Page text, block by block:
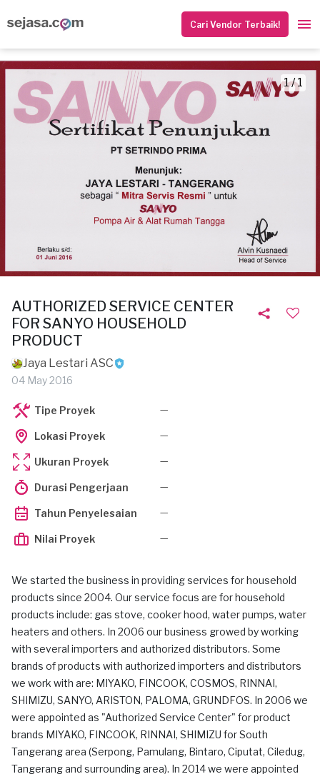
Cari Vendor Terbaik!
1 / 1
AUTHORIZED SERVICE CENTER
FOR SANYO HOUSEHOLD
PRODUCT
Jaya Lestari ASC
04 May 2016
Tipe Proyek —
Lokasi Proyek —
Ukuran Proyek —
Durasi Pengerjaan —
Tahun Penyelesaian —
Nilai Proyek —
We started the business in providing services for household
products since 2004. Our service focus are for household
products include: gas stove, cooker hood, water pumps, water
heaters and others. In 2006 our business growed by working
with several importers and authorized distributors. Some
brands of products with authorized importers and distributors
we work with are: MIYAKO, FINCOOK, COSMOS, RINNAI,
SHIMIZU, SANYO, ARISTON, PALOMA, GRUNDFOS. In 2006 we
were appointed as "Authorized Service Center" for product
brands MIYAKO, FINCOOK, RINNAI, SHIMIZU for South
Tangerang area (Serpong, Pamulang, Bintaro, Ciputat, Ciledug,
Tangerang and surrounding area). In 2014 we were appointed